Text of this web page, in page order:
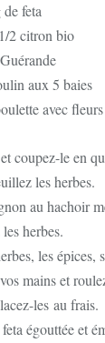
feta
2 citron bio
aux 5 baies
avec fleurs
coupez-le en
les herbes.
au hachoir
herbes.
les épices,
mains et
les au frais.
égouttée et